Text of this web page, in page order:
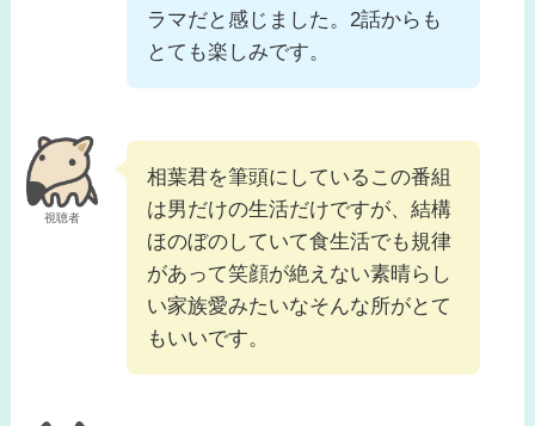
ラマだと感じました。2話からも
とても楽しみです。
視聴者
相葉君を筆頭にしているこの番組
は男だけの生活だけですが、結構
ほのぼのしていて食生活でも規律
があって笑顔が絶えない素晴らし
い家族愛みたいなそんな所がとて
もいいです。